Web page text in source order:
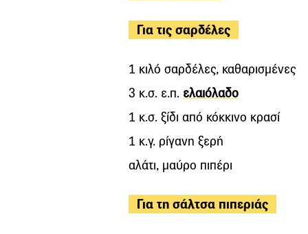
Για τις σαρδέλες
1 κιλό σαρδέλες, καθαρισμένες
3 κ.σ. ε.π. ελαιόλαδο
1 κ.σ. ξίδι από κόκκινο κρασί
1 κ.γ. ρίγανη ξερή
αλάτι, μαύρο πιπέρι
Για τη σάλτσα πιπεριάς